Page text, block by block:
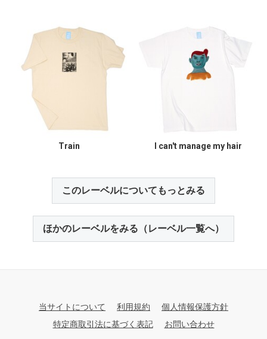
Train I can't manage my hair
このレーベルについてもっとみる
ほかのレーベルをみる（レーベル一覧へ）
当サイトについて 利用規約
個人情報保護方針
特定商取引法に基づく表記
お問い合わせ